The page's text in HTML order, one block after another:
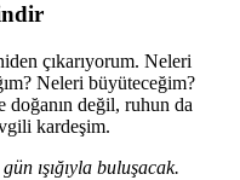
çıkarıyorum. Neleri
Neleri büyüteceğim?
değil, ruhun da
kardeşim.
ışığıyla buluşacak.